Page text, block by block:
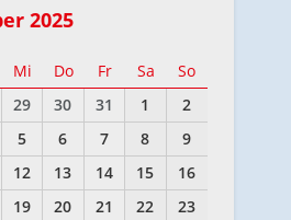
2025
Mi Do Fr Sa
So
29 30 31 1
2
5 6 7 8
9
12 13 14 15
16
19 20 21 22
23